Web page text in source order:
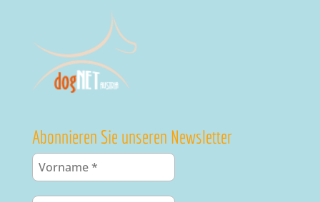
Abonnieren Sie unseren Newsletter